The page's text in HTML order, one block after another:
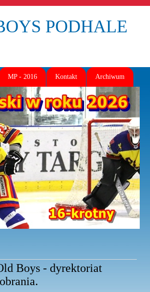
PODHALE
MP - 2016 Kontakt Archiwum
Boys - dyrektoriat